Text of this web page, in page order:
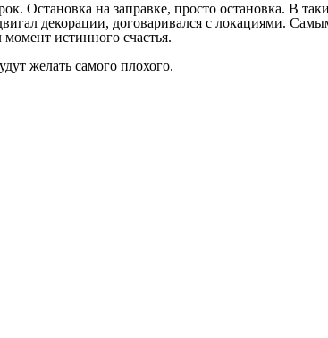
Остановка на заправке, просто остановка. В
декорации, договаривался с локациями.
истинного счастья.
желать самого плохого.